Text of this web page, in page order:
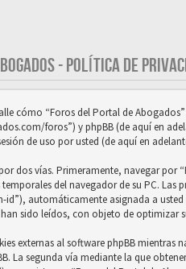
- POLÍTICA DE
cómo “Foros del Portal de
foros”) y phpBB (de aquí en
de uso por usted (de aquí en
dos vías. Primeramente, navegar por
del navegador de su PC.
id”), automáticamente asignada a
sido leídos, con objeto de optimizar
externas al software phpBB mientras
La segunda vía mediante la que